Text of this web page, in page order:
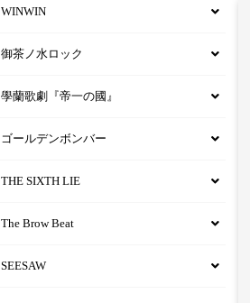
WINWIN
御茶ノ水ロック
學蘭歌劇『帝一の國』
ゴールデンボンバー
THE SIXTH LIE
The Brow Beat
SEESAW